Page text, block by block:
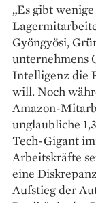
„Es gibt
Gyöngyösi,
unternehmens
Intelligenz die
will. Noch
Amazon-
unglaubliche
Tech-Gigant
Arbeitskräfte
eine
Aufstieg der